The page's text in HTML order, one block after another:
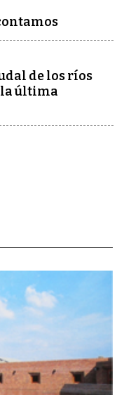
de los ríos
la última